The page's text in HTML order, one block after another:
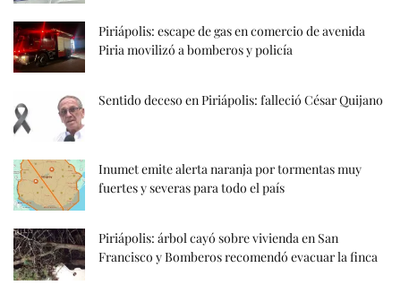
Piriápolis: escape de gas en comercio de avenida
Piria movilizó a bomberos y policía
Sentido deceso en Piriápolis: falleció César Quijano
Inumet emite alerta naranja por tormentas muy
fuertes y severas para todo el país
Piriápolis: árbol cayó sobre vivienda en San
Francisco y Bomberos recomendó evacuar la finca